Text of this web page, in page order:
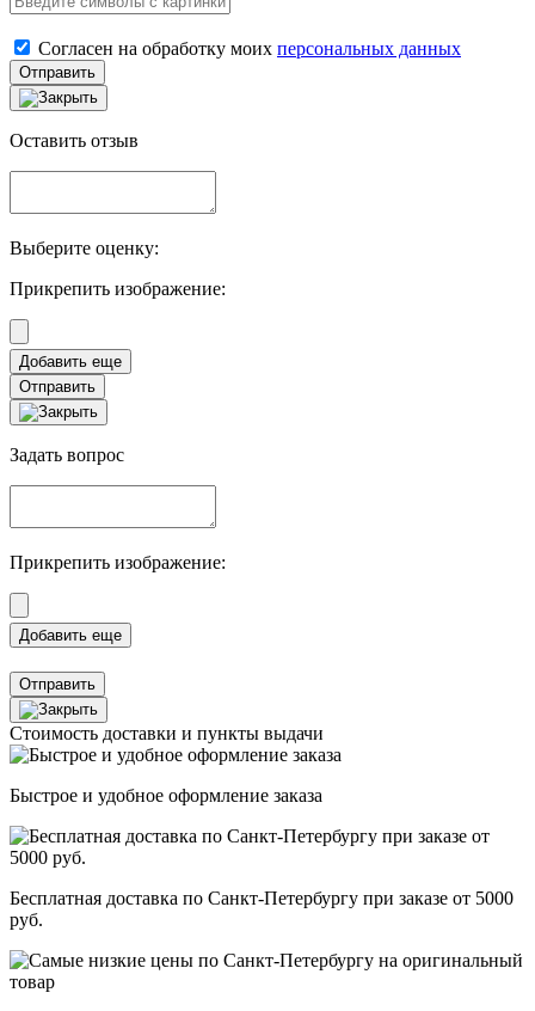
Согласен на обработку моих персональных данных
Отправить
Оставить отзыв
Выберите оценку:
Прикрепить изображение:
Отправить
Задать вопрос
Прикрепить изображение:
Отправить
Стоимость доставки и пункты выдачи
Быстрое и удобное оформление заказа
Бесплатная доставка по Санкт-Петербургу при заказе от 5000
руб.